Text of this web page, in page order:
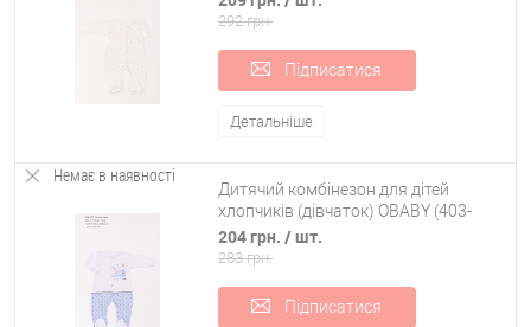
292 грн.
Підписатися
Детальніше
Немає в наявності
Дитячий комбінезон для дітей
хлопчиків (дівчаток) OBABY (403-
125)
204 грн. / шт.
283 грн.
Підписатися